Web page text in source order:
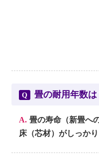
Q 畳の耐用年数
A. 畳の寿命（新畳へ
床（芯材）がしっか